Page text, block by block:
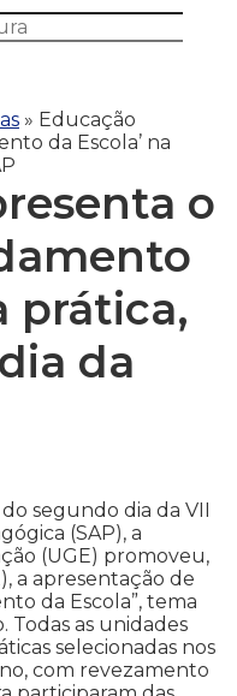
» Educação
da Escola’ na
o
prática,
da
segundo dia da VII
(SAP), a
(UGE) promoveu,
a apresentação de
da Escola”, tema
Todas as unidades
selecionadas nos
com revezamento